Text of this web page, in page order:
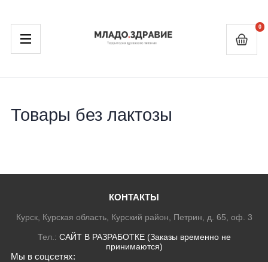
0
Товары без лактозы
КОНТАКТЫ
Курск, Курская область, Курский район, Петрин, д. 65, оф. 3
Тел.: САЙТ В РАЗРАБОТКЕ (Заказы временно не
принимаются)
Мы в соцсетях: